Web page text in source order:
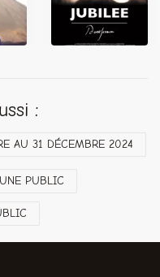
:
AU 31 DÉCEMBRE 2024
PUBLIC